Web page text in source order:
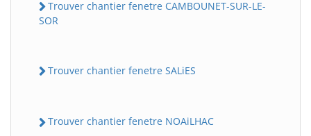
Trouver chantier fenetre CAMBOUNET-SUR-LE-
SOR
Trouver chantier fenetre SALiES
Trouver chantier fenetre NOAiLHAC